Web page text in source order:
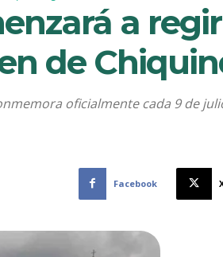
a
de
oficialmente cada 9 de
Facebook